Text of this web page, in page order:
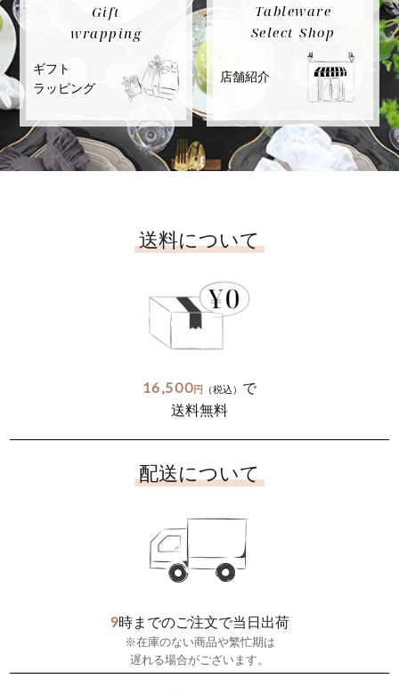
Gift
wrapping
ギフト
ラッピング
Tableware
Select Shop
店舗紹介
送料について
16,500円 （税込） で
送料無料
配送について
9時までのご注文で当日出荷
※在庫のない商品や繁忙期は
遅れる場合がございます。